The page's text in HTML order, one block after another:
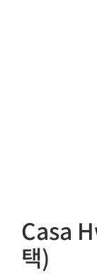
Casa
택)